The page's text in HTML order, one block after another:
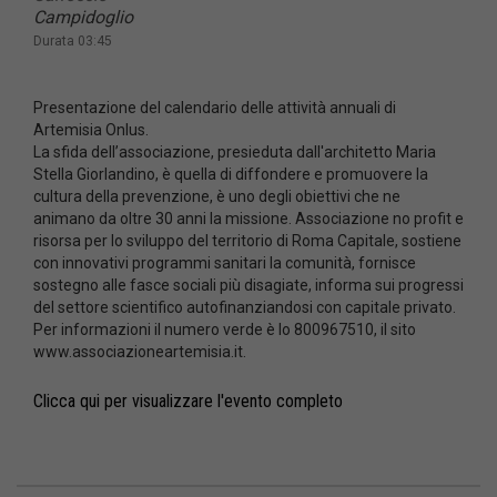
Campidoglio
Durata 03:45
Presentazione del calendario delle attività annuali di
Artemisia Onlus.
La sfida dell’associazione, presieduta dall'architetto Maria
Stella Giorlandino, è quella di diffondere e promuovere la
cultura della prevenzione, è uno degli obiettivi che ne
animano da oltre 30 anni la missione. Associazione no profit e
risorsa per lo sviluppo del territorio di Roma Capitale, sostiene
con innovativi programmi sanitari la comunità, fornisce
sostegno alle fasce sociali più disagiate, informa sui progressi
del settore scientifico autofinanziandosi con capitale privato.
Per informazioni il numero verde è lo 800967510, il sito
www.associazioneartemisia.it.
Clicca qui per visualizzare l'evento completo